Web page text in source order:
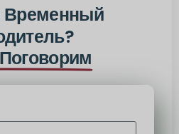
Временный